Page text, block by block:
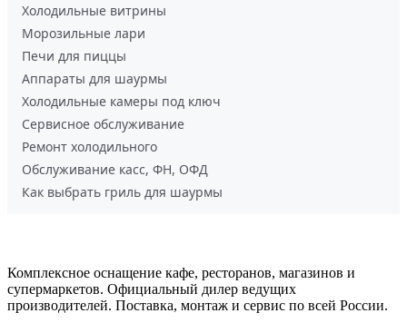
Холодильные витрины
Морозильные лари
Печи для пиццы
Аппараты для шаурмы
Холодильные камеры под ключ
Сервисное обслуживание
Ремонт холодильного
Обслуживание касс, ФН, ОФД
Как выбрать гриль для шаурмы
Комплексное оснащение кафе, ресторанов, магазинов и
супермаркетов. Официальный дилер ведущих
производителей. Поставка, монтаж и сервис по всей России.